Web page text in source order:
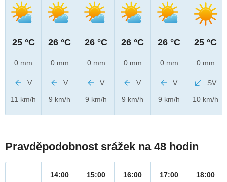
25 °C
0 mm
V
11 km/h
26 °C
0 mm
V
9 km/h
26 °C
0 mm
V
9 km/h
26 °C
0 mm
V
9 km/h
26 °C
0 mm
V
9 km/h
25 °C
0 mm
SV
10 km/h
Pravděpodobnost srážek na 48 hodin
14:00
15:00
16:00
17:00
18:00